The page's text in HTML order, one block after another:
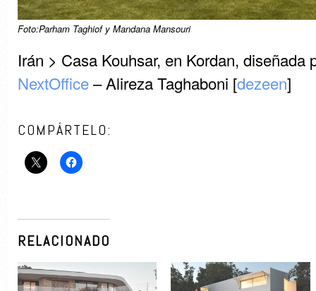
Foto:Parham Taghiof y Mandana Mansouri
Irán > Casa Kouhsar, en Kordan, diseñada
NextOffice– Alireza Taghaboni [dezeen]
COMPÁRTELO:
RELACIONADO